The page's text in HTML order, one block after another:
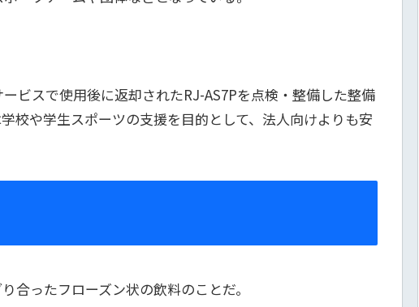
ビスで使用後に返却されたRJ-AS7Pを点検・整備した整備
校や学生スポーツの支援を目的として、法人向けよりも安
合ったフローズン状の飲料のことだ。